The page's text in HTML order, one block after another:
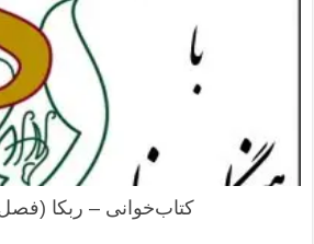
کتاب‌خوانی – ربکا